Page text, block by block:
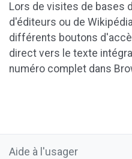
Lors de visites de bases
d'éditeurs ou de
différents boutons
direct vers le texte
numéro complet dans
Aide à l'usager